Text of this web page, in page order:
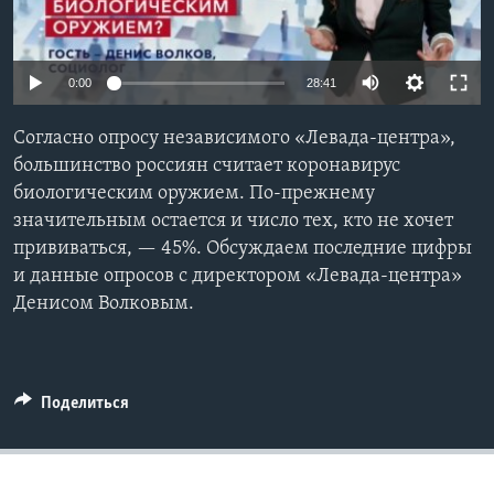
Learning English
СОЦИАЛЬНЫЕ СЕТИ
Языки
0:00 28:41
Согласно опросу независимого «Левада-центра»,
большинство россиян считает коронавирус
биологическим оружием. По-прежнему
значительным остается и число тех, кто не хочет
прививаться, — 45%. Обсуждаем последние цифры
и данные опросов с директором «Левада-центра»
Денисом Волковым.
Поделиться